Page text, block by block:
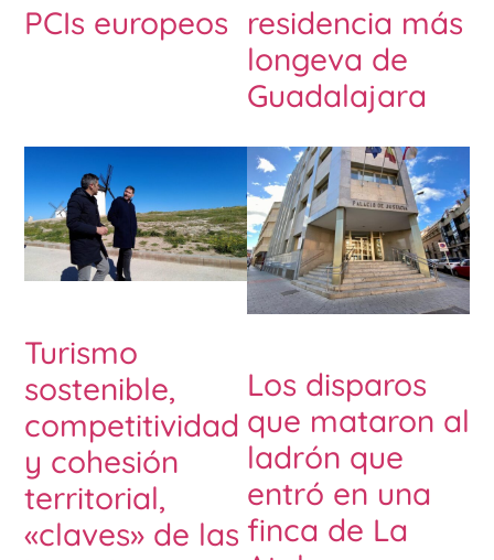
PCIs europeos residencia más
longeva de
Guadalajara
Turismo
sostenible,
competitividad
y cohesión
territorial,
«claves» de las
Los disparos
que mataron al
ladrón que
entró en una
finca de La